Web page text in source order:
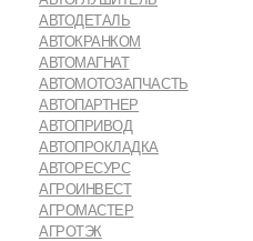
АВТОДЕТАЛЬ
АВТОКРАНКОМ
АВТОМАГНАТ
АВТОМОТОЗАПЧАСТЬ
АВТОПАРТНЕР
АВТОПРИВОД
АВТОПРОКЛАДКА
АВТОРЕСУРС
АГРОИНВЕСТ
АГРОМАСТЕР
АГРОТЭК